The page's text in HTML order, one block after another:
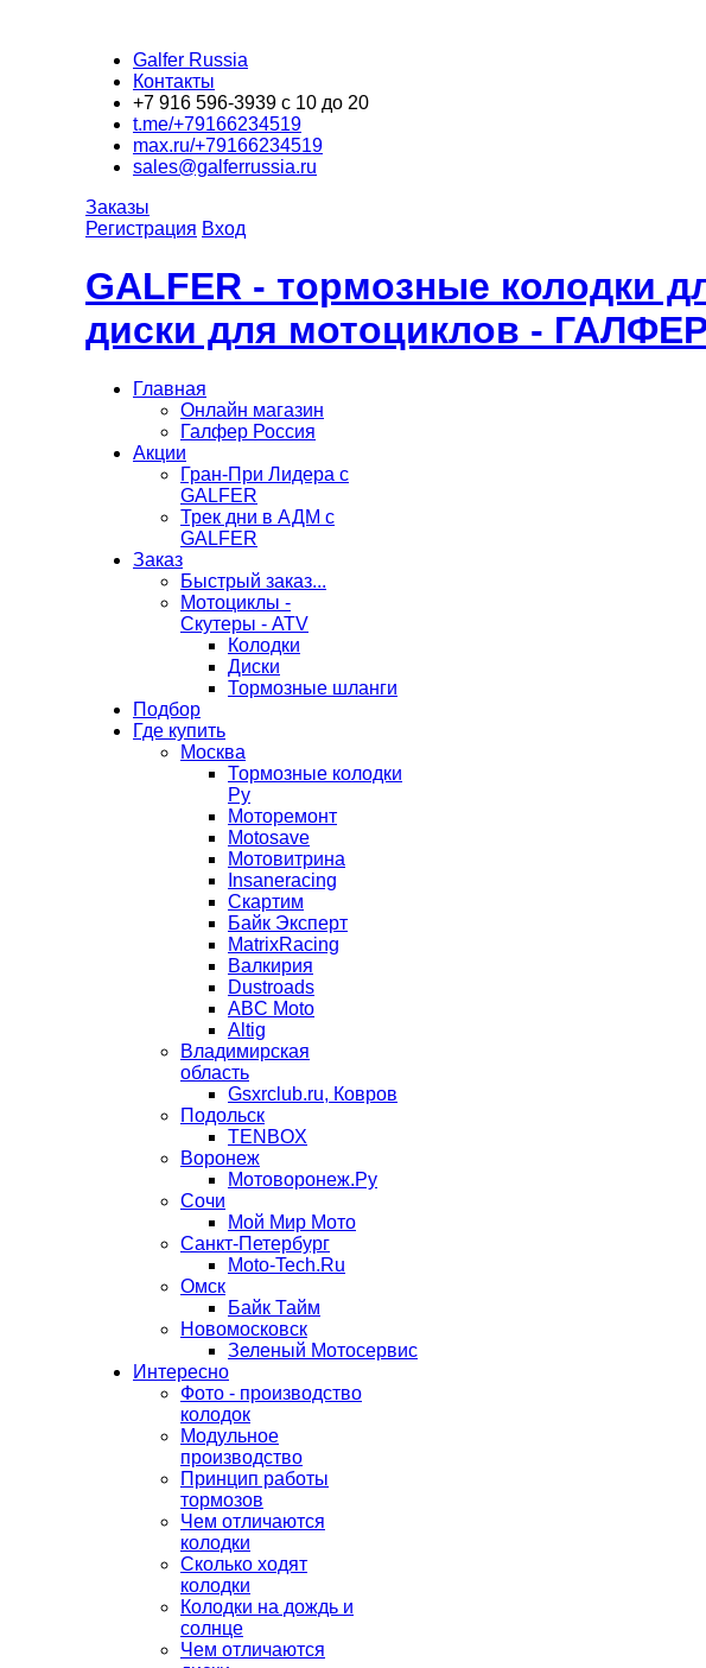
Galfer Russia
Контакты
+7 916 596-3939 с 10 до 20
t.me/+79166234519
max.ru/+79166234519
sales@galferrussia.ru
Заказы
Регистрация Вход
GALFER - тормозные колодки
диски для мотоциклов -
Главная
Онлайн магазин
Галфер Россия
Акции
Гран-При Лидера c
GALFER
Трек дни в АДМ с
GALFER
Заказ
Быстрый заказ...
Мотоциклы -
Скутеры - ATV
Колодки
Диски
Тормозные шланги
Подбор
Где купить
Москва
Тормозные колодки
Ру
Моторемонт
Motosave
Мотовитрина
Insaneracing
Скартим
Байк Эксперт
MatrixRacing
Валкирия
Dustroads
ABC Moto
Altig
Владимирская
область
Gsxrclub.ru, Ковров
Подольск
TENBOX
Воронеж
Мотоворонеж.Ру
Сочи
Мой Мир Мото
Санкт-Петербург
Moto-Tech.Ru
Омск
Байк Тайм
Новомосковск
Зеленый Мотосервис
Интересно
Фото - производство
колодок
Модульное
производство
Принцип работы
тормозов
Чем отличаются
колодки
Сколько ходят
колодки
Колодки на дождь и
солнце
Чем отличаются